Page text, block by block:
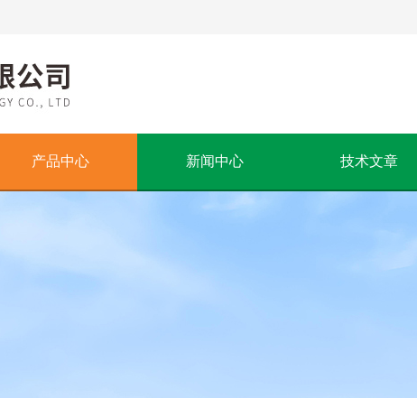
产品中心 新闻中心 技术文章